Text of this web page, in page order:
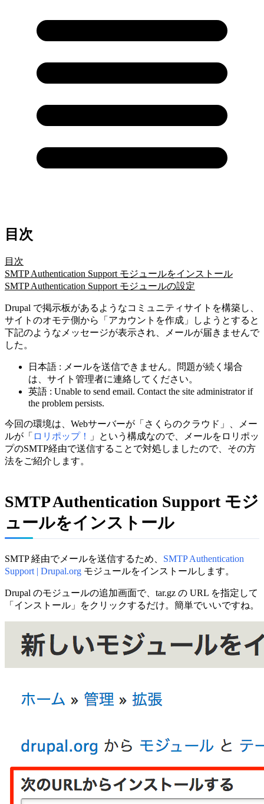
目次
目次
SMTP Authentication Support モジュールをインストール
SMTP Authentication Support モジュールの設定
Drupal で掲示板があるようなコミュニティサイトを構築し、
サイトのオモテ側から「アカウントを作成」しようとすると
下記のようなメッセージが表示され、メールが届きませんで
した。
日本語 : メールを送信できません。問題が続く場合
は、サイト管理者に連絡してください。
英語 : Unable to send email. Contact the site administrator if
the problem persists.
今回の環境は、Webサーバーが「さくらのクラウド」、メー
ルが「 ロリポップ！
」という構成なので、メールをロリポッ
プのSMTP経由で送信することで対処しましたので、その方
法をご紹介します。
SMTP Authentication Support モジ
ュールをインストール
SMTP 経由でメールを送信するため、 SMTP Authentication
Support | Drupal.org モジュールをインストールします。
Drupal のモジュールの追加画面で、tar.gz の URL を指定して
「インストール」をクリックするだけ。簡単でいいですね。